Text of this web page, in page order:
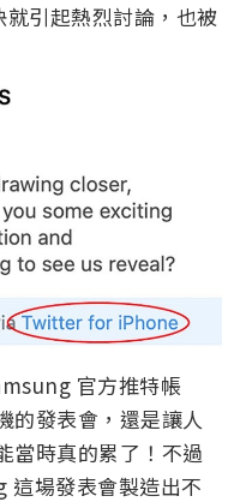
引起熱烈討論，也被
官方推特帳
的發表會，還是讓人
當時真的累了！不過
這場發表會製造出不